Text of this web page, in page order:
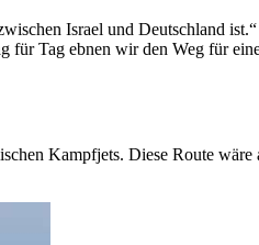
Israel und Deutschland
für Tag ebnen wir den Weg für
Kampfjets. Diese Route wäre